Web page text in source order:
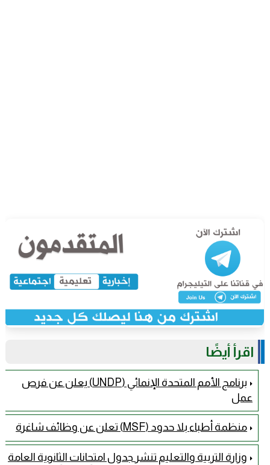
اقرأ أيضًا
برنامج الأمم المتحدة الإنمائي (UNDP) يعلن عن فرص
عمل
منظمة أطباء بلا حدود (MSF) تعلن عن وظائف شاغرة
وزارة التربية والتعليم تنشر جدول امتحانات الثانوية العامة